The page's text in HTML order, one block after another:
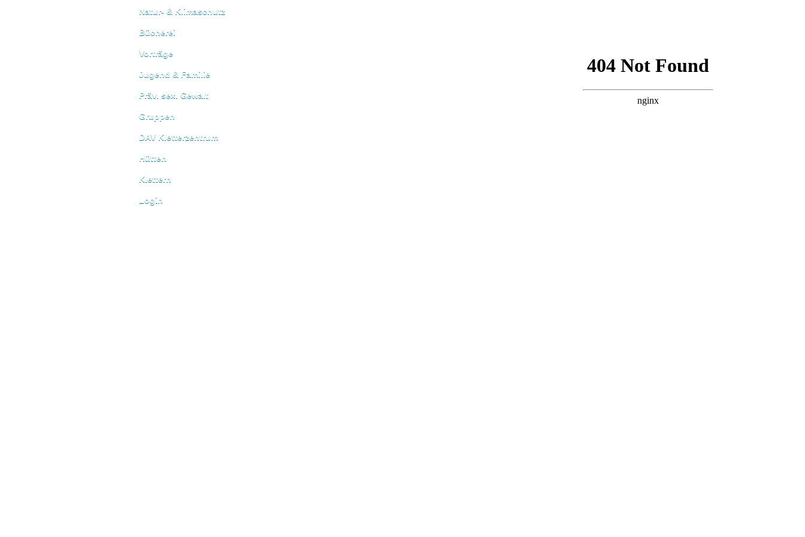
Natur- & Klimaschutz
Bücherei
Vorträge
Jugend & Familie
Präv. sex. Gewalt
Gruppen
DAV Kletterzentrum
Hütten
Klettern
Login